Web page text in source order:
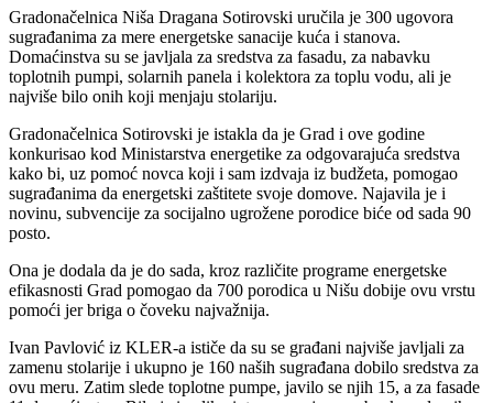
Gradonačelnica Niša Dragana Sotirovski uručila je 300 ugovora
sugrađanima za mere energetske sanacije kuća i stanova.
Domaćinstva su se javljala za sredstva za fasadu, za nabavku
toplotnih pumpi, solarnih panela i kolektora za toplu vodu, ali je
najviše bilo onih koji menjaju stolariju.
Gradonačelnica Sotirovski je istakla da je Grad i ove godine
konkurisao kod Ministarstva energetike za odgovarajuća sredstva
kako bi, uz pomoć novca koji i sam izdvaja iz budžeta, pomogao
sugrađanima da energetski zaštitete svoje domove. Najavila je i
novinu, subvencije za socijalno ugrožene porodice biće od sada 90
posto.
Ona je dodala da je do sada, kroz različite programe energetske
efikasnosti Grad pomogao da 700 porodica u Nišu dobije ovu vrstu
pomoći jer briga o čoveku najvažnija.
Ivan Pavlović iz KLER-a ističe da su se građani najviše javljali za
zamenu stolarije i ukupno je 160 naših sugrađana dobilo sredstva za
ovu meru. Zatim slede toplotne pumpe, javilo se njih 15, a za fasade